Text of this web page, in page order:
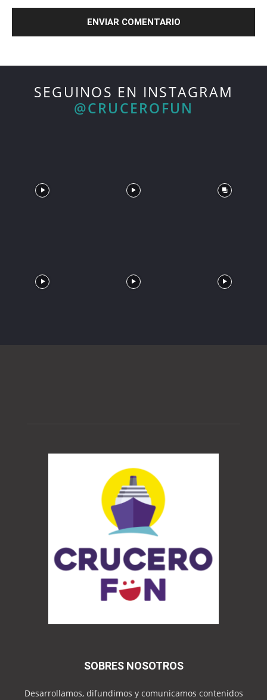
SEGUINOS EN INSTAGRAM
@CRUCEROFUN
SOBRES NOSOTROS
Desarrollamos, difundimos y comunicamos contenidos